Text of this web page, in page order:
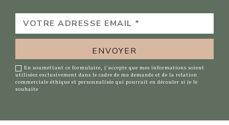
ADRESSE
EMAIL
*
En soumettant ce formulaire, j’accepte que mes informations soient
utilisées exclusivement dans le cadre de ma demande et de la relation
commerciale éthique et personnalisée qui pourrait en découler si je le
souhaite